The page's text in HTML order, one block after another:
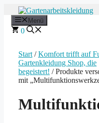
Inhalt
springen
Menü
0
Start /Komfort trifft auf
Gartenkleidung Shop, die
begeistert! / Produkte
mit